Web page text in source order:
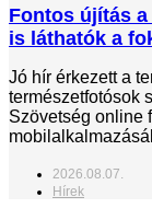
Fontos újítás
is láthatók a
Jó hír érkezett a
természetfotósok
Szövetség online
2026.08.07.
Hírek